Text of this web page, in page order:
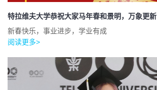
特拉维夫大学恭祝大家马年春和景明，万象更新
新春快乐，事业进步，学业有成
阅读更多>